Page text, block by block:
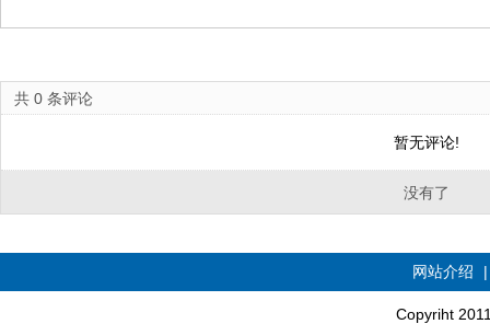
共 0 条评论
暂无评论!
没有了
网站介绍
Copyriht